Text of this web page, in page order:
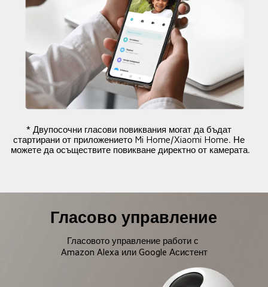
* Двупосочни гласови повиквания могат да бъдат
стартирани от приложението Mi Home/Xiaomi Home. Не
можете да осъществите повикване директно от камерата.
Гласово управление
Гласовото управление работи с
Amazon Alexa или Google Асистент